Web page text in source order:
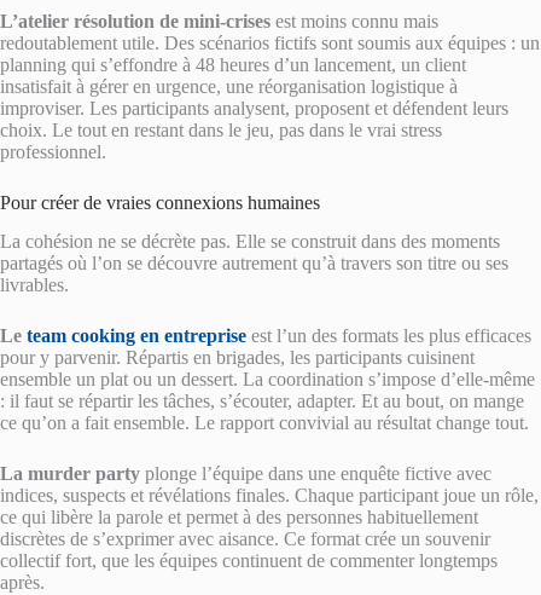
L’atelier résolution de mini-crises est moins connu mais
redoutablement utile. Des scénarios fictifs sont soumis aux équipes : un
planning qui s’effondre à 48 heures d’un lancement, un client
insatisfait à gérer en urgence, une réorganisation logistique à
improviser. Les participants analysent, proposent et défendent leurs
choix. Le tout en restant dans le jeu, pas dans le vrai stress
professionnel.
Pour créer de vraies connexions humaines
La cohésion ne se décrète pas. Elle se construit dans des moments
partagés où l’on se découvre autrement qu’à travers son titre ou ses
livrables.
Le team cooking en entreprise est l’un des formats les plus efficaces
pour y parvenir. Répartis en brigades, les participants cuisinent
ensemble un plat ou un dessert. La coordination s’impose d’elle-même
: il faut se répartir les tâches, s’écouter, adapter. Et au bout, on mange
ce qu’on a fait ensemble. Le rapport convivial au résultat change tout.
La murder party plonge l’équipe dans une enquête fictive avec
indices, suspects et révélations finales. Chaque participant joue un rôle,
ce qui libère la parole et permet à des personnes habituellement
discrètes de s’exprimer avec aisance. Ce format crée un souvenir
collectif fort, que les équipes continuent de commenter longtemps
après.